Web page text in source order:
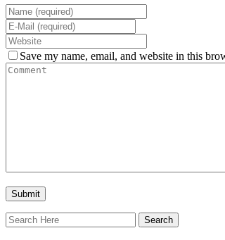
Save my name, email, and website in this